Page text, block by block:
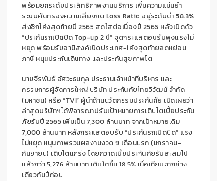
พร้อมยกระดับประสิทธิภาพงานบริการ เพิ่มความแม่นยำ
ระบบคัดกรองความเสี่ยงกดLoss Ratio อยู่ระดับต่ำ 58.3%
ส่งซิกโค้งสุดท้ายปี 2565 สดใสต่อเนื่องปี 2566 หลังเปิดตัว
“ประกันรถเปิดปิดTop-up 2 ปี” จุดกระแสตอบรับพุ่งแรงไม่
หยุดพร้อมรับอานิสงค์เปิดประเทศ-โค้งสุดท้ายลดหย่อน
ภาษี หนุนประกันเดินทาง และประกันสุขภาพโต
นายจีรพันธ์ อัศวะธนกุล ประธานเจ้าหน้าที่บริหาร และ
กรรมการผู้จัดการใหญ่ บริษัท ประกันภัยไทยวิวัฒน์ จำกัด
(มหาชน) หรือ “TVI” ผู้นำด้านนวัตกรรมประกันภัย เปิดเผยว่า
ล่าสุดบริษัทฯได้พิจารณาปรับเป้าหมายการเติบโตเบี้ยประกัน
ภัยรับปี 2565 เพิ่มเป็น 7,300 ล้านบาท จากเป้าหมายเดิม
7,000 ล้านบาท หลังกระแสตอบรับ “ประกันรถเปิดปิด” แรง
ไม่หยุด หนุนภาพรวมผลงานงวด9 เดือนแรก (มกราคม-
กันยายน) เติบโตแกร่งโดยกวาดเบี้ยประกันภัยรับสะสมไป
แล้วกว่า 5,276 ล้านบาท เติบโตขึ้น 18.5% เมื่อเทียบจากช่วง
เดียวกันปีก่อน